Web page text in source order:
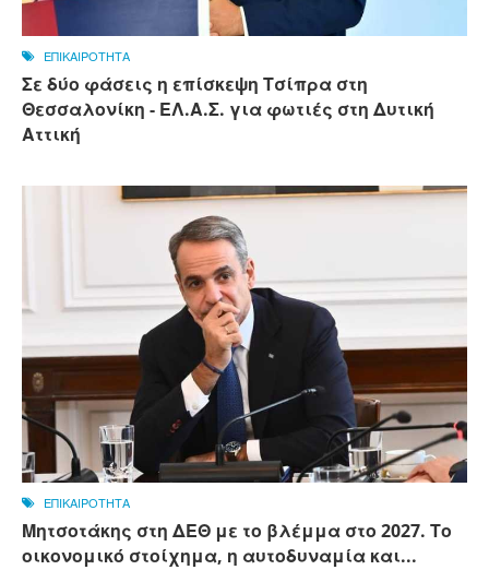
ΕΠΙΚΑΙΡΟΤΗΤΑ
Σε δύο φάσεις η επίσκεψη Τσίπρα στη
Θεσσαλονίκη - ΕΛ.Α.Σ. για φωτιές στη Δυτική
Αττική
ΕΠΙΚΑΙΡΟΤΗΤΑ
Μητσοτάκης στη ΔΕΘ με το βλέμμα στο 2027. Το
οικονομικό στοίχημα, η αυτοδυναμία και...